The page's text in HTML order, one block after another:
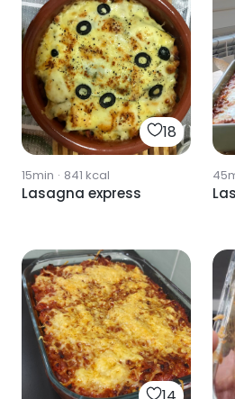
18
15min · 841 kcal
Lasagna express